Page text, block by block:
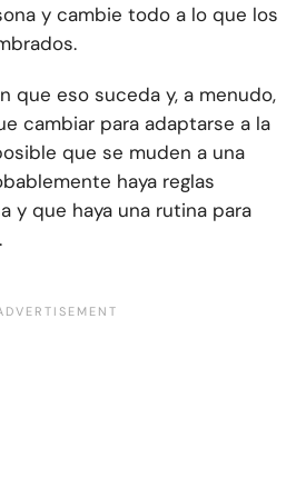
y cambie todo a lo que los
que eso suceda y, a menudo,
cambiar para adaptarse a la
que se muden a una
haya reglas
y que haya una rutina para